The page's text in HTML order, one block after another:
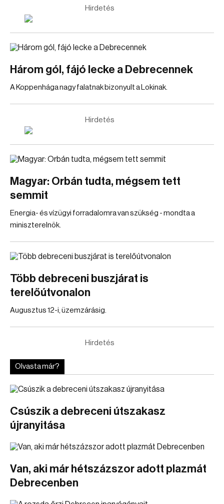
Hirdetés
Három gól, fájó lecke a Debrecennek
A Koppenhága nagy falatnak bizonyult a Lokinak.
Hirdetés
Magyar: Orbán tudta, mégsem tett
semmit
Energia- és vízügyi forradalomra van szükség - mondta a
miniszterelnök.
Több debreceni buszjárat is
terelőútvonalon
Augusztus 12-i, üzemzárásig.
Hirdetés
Olvasta már?
Csúszik a debreceni útszakasz
újranyitása
Van, aki már hétszázszor adott plazmát
Debrecenben